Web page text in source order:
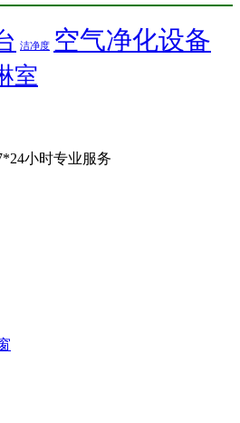
洁净度 空气净化设备
室
小时专业服务